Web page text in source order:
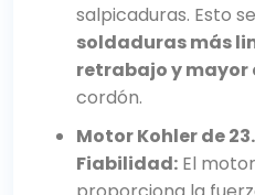
salpicaduras. Esto
soldaduras más
retrabajo y
cordón.
Motor Kohler de
Fiabilidad: El